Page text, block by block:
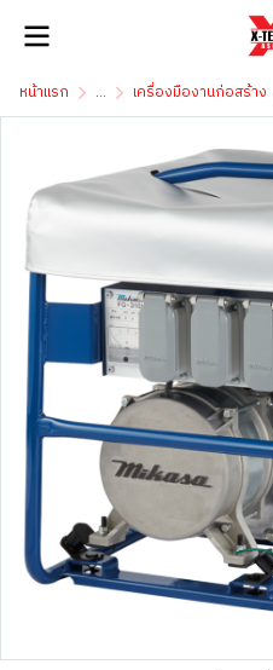
หน้าแรก ... เครื่องมืองานก่อสร้าง